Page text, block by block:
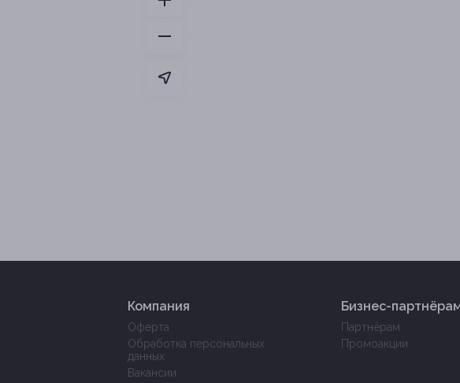
Компания
Оферта
Обработка персональных
данных
Вакансии
Бизнес-
Партнёрам
Промоакции